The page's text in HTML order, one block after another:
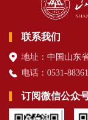
联系我们
地址：中国山东
电话：0531-
订阅微信公众